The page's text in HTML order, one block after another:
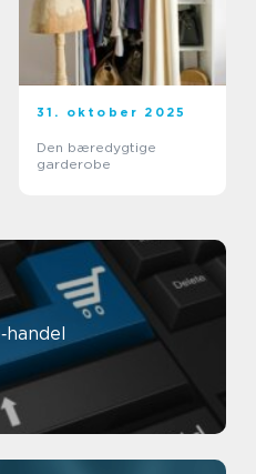
31. oktober 2025
Den bæredygtige
garderobe